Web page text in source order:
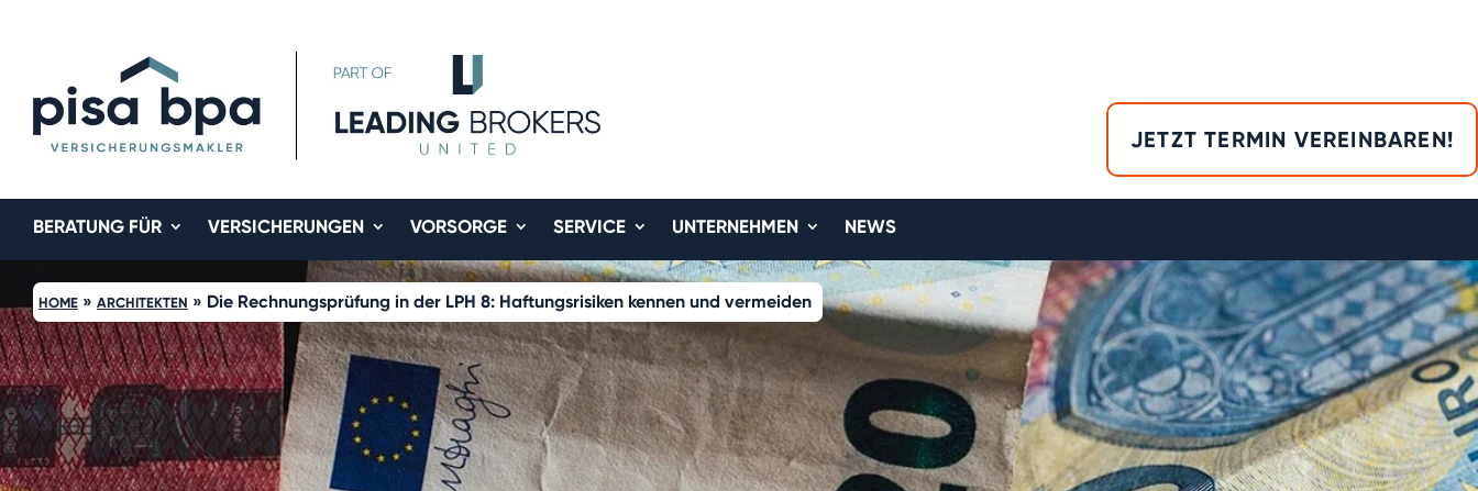
JETZT TERMIN VEREINBAREN!
BERATUNG FÜR VERSICHERUNGEN VORSORGE SERVICE UNTERNEHMEN NEWS
HOME » ARCHITEKTEN » Die Rechnungsprüfung in der LPH 8: Haftungsrisiken kennen und vermeiden